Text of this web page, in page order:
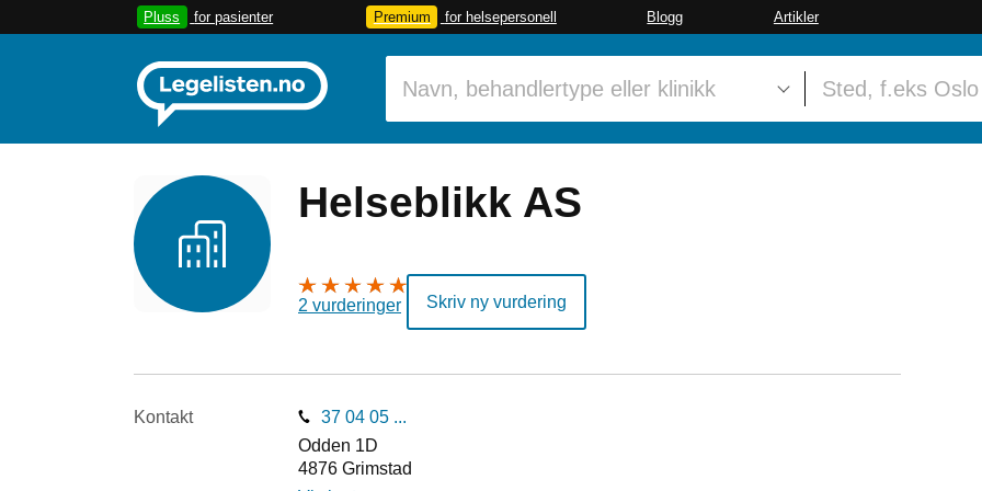
Pluss for pasienter Premium for helsepersonell Blogg Artikler
Helseblikk AS
2 vurderinger Skriv ny vurdering
Kontakt
37 04 05 ...
Odden 1D
4876 Grimstad